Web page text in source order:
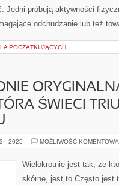
Jedni próbują aktywności
odchudzanie lub też
POCZĄTKUJĄCYCH
ŚWIECI
- 2025 MOŻLIWOŚĆ
Wielokrotnie jest tak, że
skórne, jest to Często jest